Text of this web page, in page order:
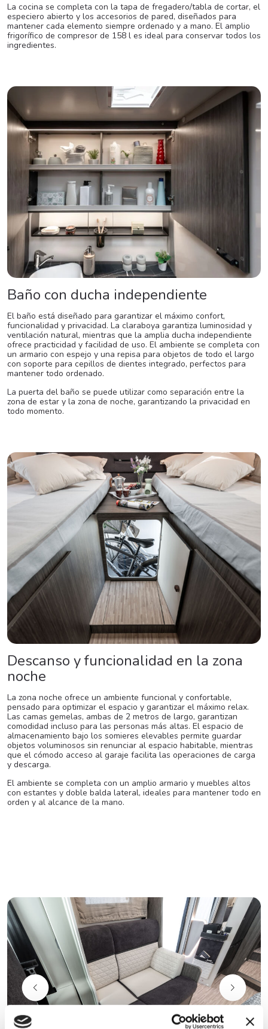
La cocina se completa con la tapa de fregadero/tabla de cortar, el
especiero abierto y los accesorios de pared, diseñados para
mantener cada elemento siempre ordenado y a mano. El amplio
frigorífico de compresor de 158 l es ideal para conservar todos los
ingredientes.
Baño con ducha independiente
El baño está diseñado para garantizar el máximo confort,
funcionalidad y privacidad. La claraboya garantiza luminosidad y
ventilación natural, mientras que la amplia ducha independiente
ofrece practicidad y facilidad de uso. El ambiente se completa con
un armario con espejo y una repisa para objetos de todo el largo
con soporte para cepillos de dientes integrado, perfectos para
mantener todo ordenado.
La puerta del baño se puede utilizar como separación entre la
zona de estar y la zona de noche, garantizando la privacidad en
todo momento.
Descanso y funcionalidad en la zona
noche
La zona noche ofrece un ambiente funcional y confortable,
pensado para optimizar el espacio y garantizar el máximo relax.
Las camas gemelas, ambas de 2 metros de largo, garantizan
comodidad incluso para las personas más altas. El espacio de
almacenamiento bajo los somieres elevables permite guardar
objetos voluminosos sin renunciar al espacio habitable, mientras
que el cómodo acceso al garaje facilita las operaciones de carga
y descarga.
El ambiente se completa con un amplio armario y muebles altos
con estantes y doble balda lateral, ideales para mantener todo en
orden y al alcance de la mano.